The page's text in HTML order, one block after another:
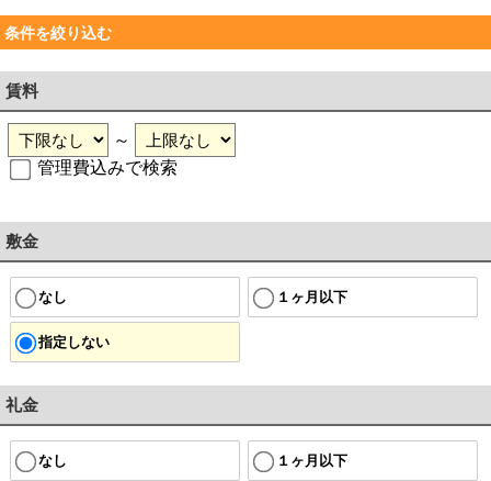
条件を絞り込む
賃料
～
管理費込みで検索
敷金
なし １ヶ月以下
指定しない
礼金
なし １ヶ月以下